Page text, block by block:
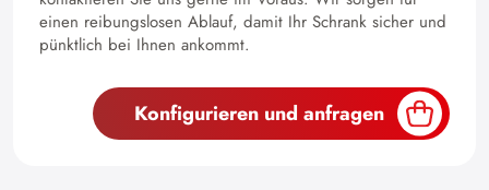
einen reibungslosen Ablauf, damit Ihr Schrank sicher und
pünktlich bei Ihnen ankommt.
Konfigurieren und anfragen